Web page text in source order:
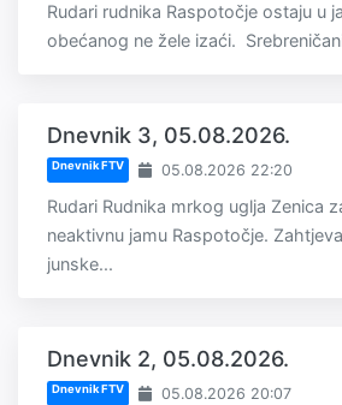
Rudari rudnika Raspotočje ostaju u
obećanog ne žele izaći.
Dnevnik 3, 05.08.2026.
Dnevnik FTV 05.08.2026 22:20
Rudari Rudnika mrkog uglja Zenica
neaktivnu jamu Raspotočje.
junske...
Dnevnik 2, 05.08.2026.
Dnevnik FTV 05.08.2026 20:07